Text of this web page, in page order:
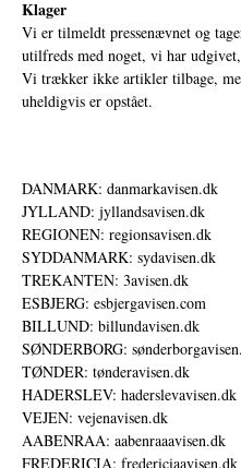
Klager
Vi er tilmeldt pressenævnet og
utilfreds med noget, vi har
Vi trækker ikke artikler tilbage,
uheldigvis er opstået.
DANMARK: danmarkavisen.dk
JYLLAND: jyllandsavisen.dk
REGIONEN: regionsavisen.dk
SYDDANMARK: sydavisen.dk
TREKANTEN: 3avisen.dk
ESBJERG: esbjergavisen.com
BILLUND: billundavisen.dk
SØNDERBORG:
TØNDER: tønderavisen.dk
HADERSLEV: haderslevavisen.dk
VEJEN: vejenavisen.dk
AABENRAA: aabenraaavisen.dk
FREDERICIA: fredericiaavisen.dk